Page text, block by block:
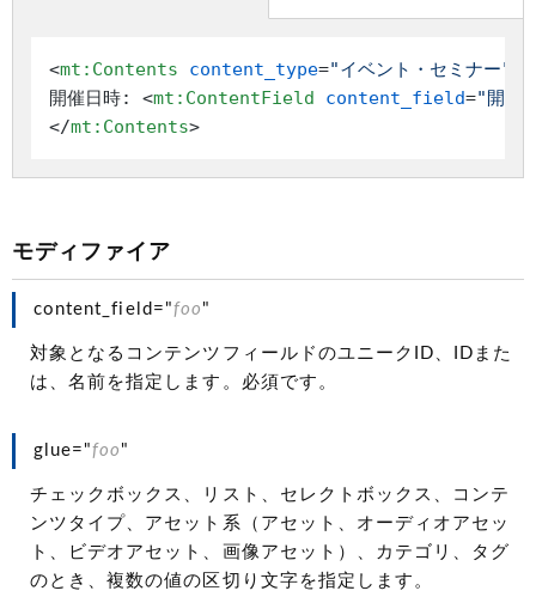
<mt:Contents content_type="イベント・セミナー"
開催日時: <mt:ContentField content_field="開催
</mt:Contents>
モディファイア
content_field="foo "
対象となるコンテンツフィールドのユニークID、IDまた
は、名前を指定します。必須です。
glue="foo "
チェックボックス、リスト、セレクトボックス、コンテ
ンツタイプ、アセット系（アセット、オーディオアセッ
ト、ビデオアセット、画像アセット）、カテゴリ、タグ
のとき、複数の値の区切り文字を指定します。